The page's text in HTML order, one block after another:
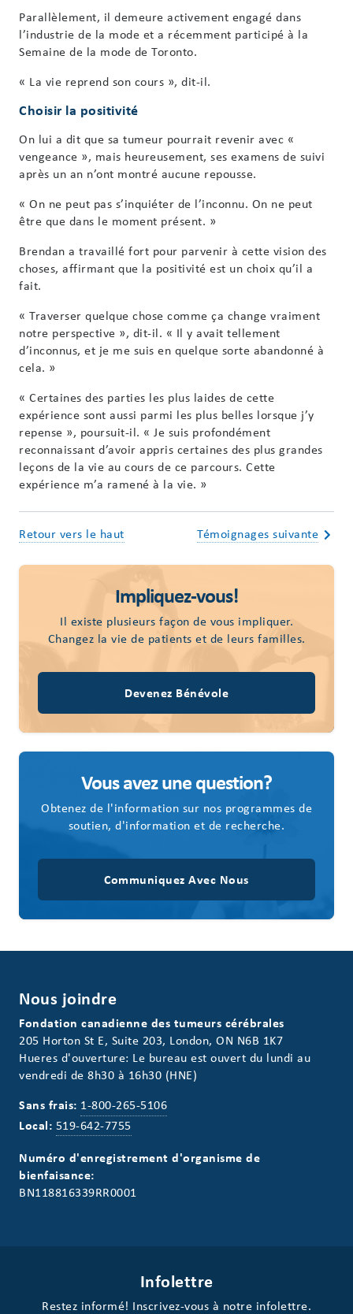
Parallèlement, il demeure activement engagé dans
l’industrie de la mode et a récemment participé à la
Semaine de la mode de Toronto.
« La vie reprend son cours », dit-il.
Choisir la positivité
On lui a dit que sa tumeur pourrait revenir avec «
vengeance », mais heureusement, ses examens de suivi
après un an n’ont montré aucune repousse.
« On ne peut pas s’inquiéter de l’inconnu. On ne peut
être que dans le moment présent. »
Brendan a travaillé fort pour parvenir à cette vision des
choses, affirmant que la positivité est un choix qu’il a
fait.
« Traverser quelque chose comme ça change vraiment
notre perspective », dit-il. « Il y avait tellement
d’inconnus, et je me suis en quelque sorte abandonné à
cela. »
« Certaines des parties les plus laides de cette
expérience sont aussi parmi les plus belles lorsque j’y
repense », poursuit-il. « Je suis profondément
reconnaissant d’avoir appris certaines des plus grandes
leçons de la vie au cours de ce parcours. Cette
expérience m’a ramené à la vie. »
Retour vers le haut Témoignages suivante
Impliquez-vous!
Il existe plusieurs façon de vous impliquer.
Changez la vie de patients et de leurs familles.
Devenez Bénévole
Vous avez une question?
Obtenez de l'information sur nos programmes de
soutien, d'information et de recherche.
Communiquez Avec Nous
Nous joindre
Fondation canadienne des tumeurs cérébrales
205 Horton St E, Suite 203, London, ON N6B 1K7
Hueres d'ouverture: Le bureau est ouvert du lundi au
vendredi de 8h30 à 16h30 (HNE)
Sans frais: 1-800-265-5106
Local: 519-642-7755
Numéro d'enregistrement d'organisme de
bienfaisance:
BN118816339RR0001
Infolettre
Restez informé! Inscrivez-vous à notre infolettre.